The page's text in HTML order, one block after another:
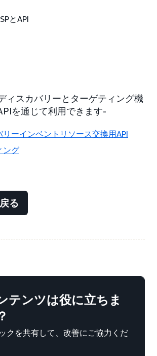
とAPI
ィスカバリーとターゲティング機
を通じて利用できます-
リーインベントリソース交換用API
ング
る
テンツは役に立ちま
クを共有して、改善にご協力くだ